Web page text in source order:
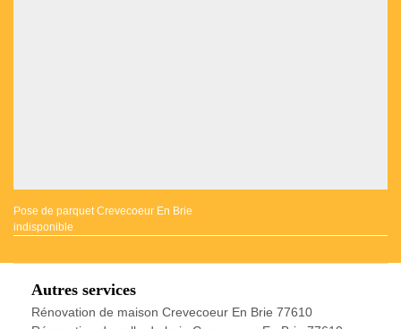
Pose de parquet Crevecoeur En Brie
indisponible
Autres services
Rénovation de maison Crevecoeur En Brie 77610